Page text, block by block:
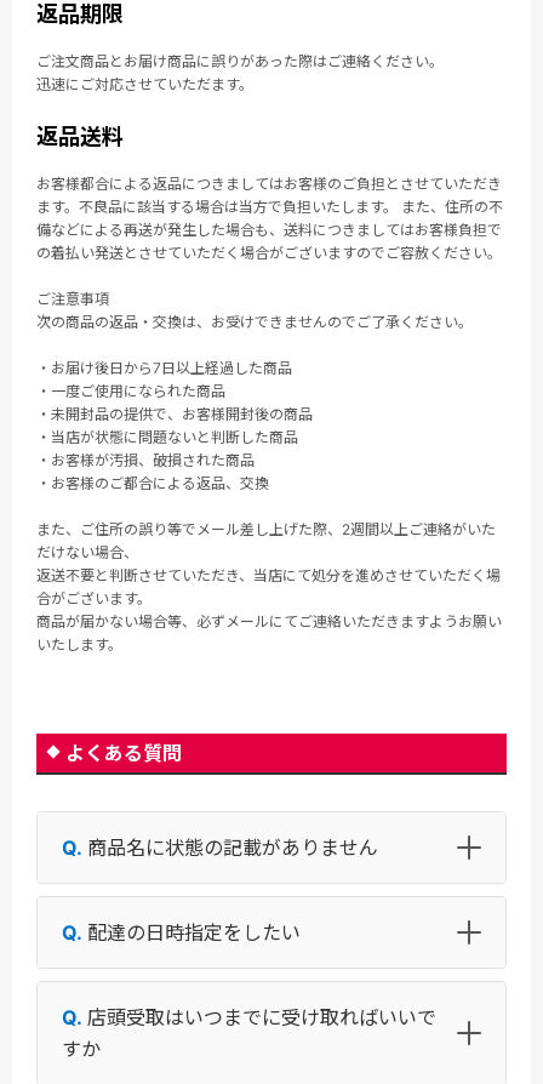
返品期限
ご注文商品とお届け商品に誤りがあった際はご連絡ください。
迅速にご対応させていただます。
返品送料
お客様都合による返品につきましてはお客様のご負担とさせていただき
ます。不良品に該当する場合は当方で負担いたします。 また、住所の不
備などによる再送が発生した場合も、送料につきましてはお客様負担で
の着払い発送とさせていただく場合がございますのでご容赦ください。
ご注意事項
次の商品の返品・交換は、お受けできませんのでご了承ください。
・お届け後日から7日以上経過した商品
・一度ご使用になられた商品
・未開封品の提供で、お客様開封後の商品
・当店が状態に問題ないと判断した商品
・お客様が汚損、破損された商品
・お客様のご都合による返品、交換
また、ご住所の誤り等でメール差し上げた際、2週間以上ご連絡がいた
だけない場合、
返送不要と判断させていただき、当店にて処分を進めさせていただく場
合がございます。
商品が届かない場合等、必ずメールにてご連絡いただきますようお願い
いたします。
よくある質問
商品名に状態の記載がありません
配達の日時指定をしたい
店頭受取はいつまでに受け取ればいいで
すか